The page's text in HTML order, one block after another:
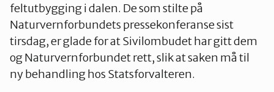
feltutbygging i dalen. De som stilte på
Naturvernforbundets pressekonferanse sist
tirsdag, er glade for at Sivilombudet har gitt dem
og Naturvernforbundet rett, slik at saken må til
ny behandling hos Statsforvalteren.